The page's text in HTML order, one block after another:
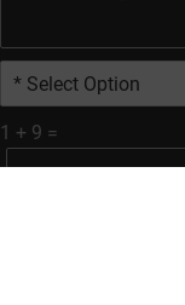
1 + 9 =